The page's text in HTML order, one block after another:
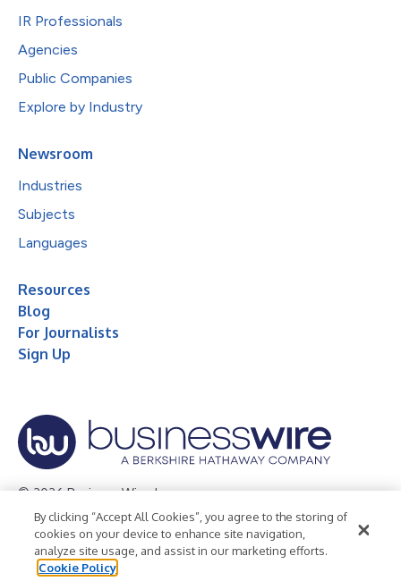
IR Professionals
Agencies
Public Companies
Explore by Industry
Newsroom
Industries
Subjects
Languages
Resources
Blog
For Journalists
Sign Up
© 2026 Business Wire, Inc.
Privacy Policy Cookie Policy
Accessibility Statement
Terms of Use
Legal
By clicking “Accept All Cookies”, you agree to the storing of
cookies on your device to enhance site navigation,
analyze site usage, and assist in our marketing efforts.
Cookie Policy